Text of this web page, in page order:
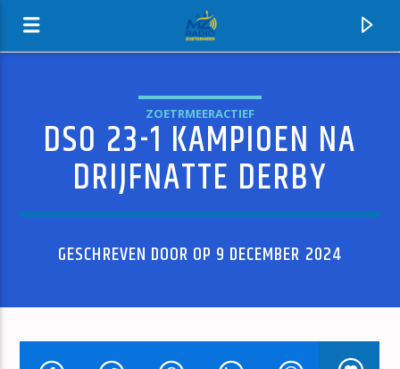
MZ-RADIO
ZOETRMEERACTIEF
DSO 23-1 KAMPIOEN NA
DRIJFNATTE DERBY
GESCHREVEN DOOR OP 9 DECEMBER 2024